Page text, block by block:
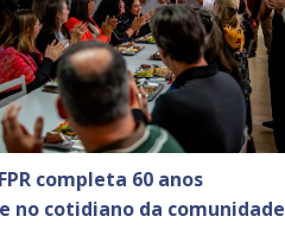
completa 60 anos
no cotidiano da comunidade